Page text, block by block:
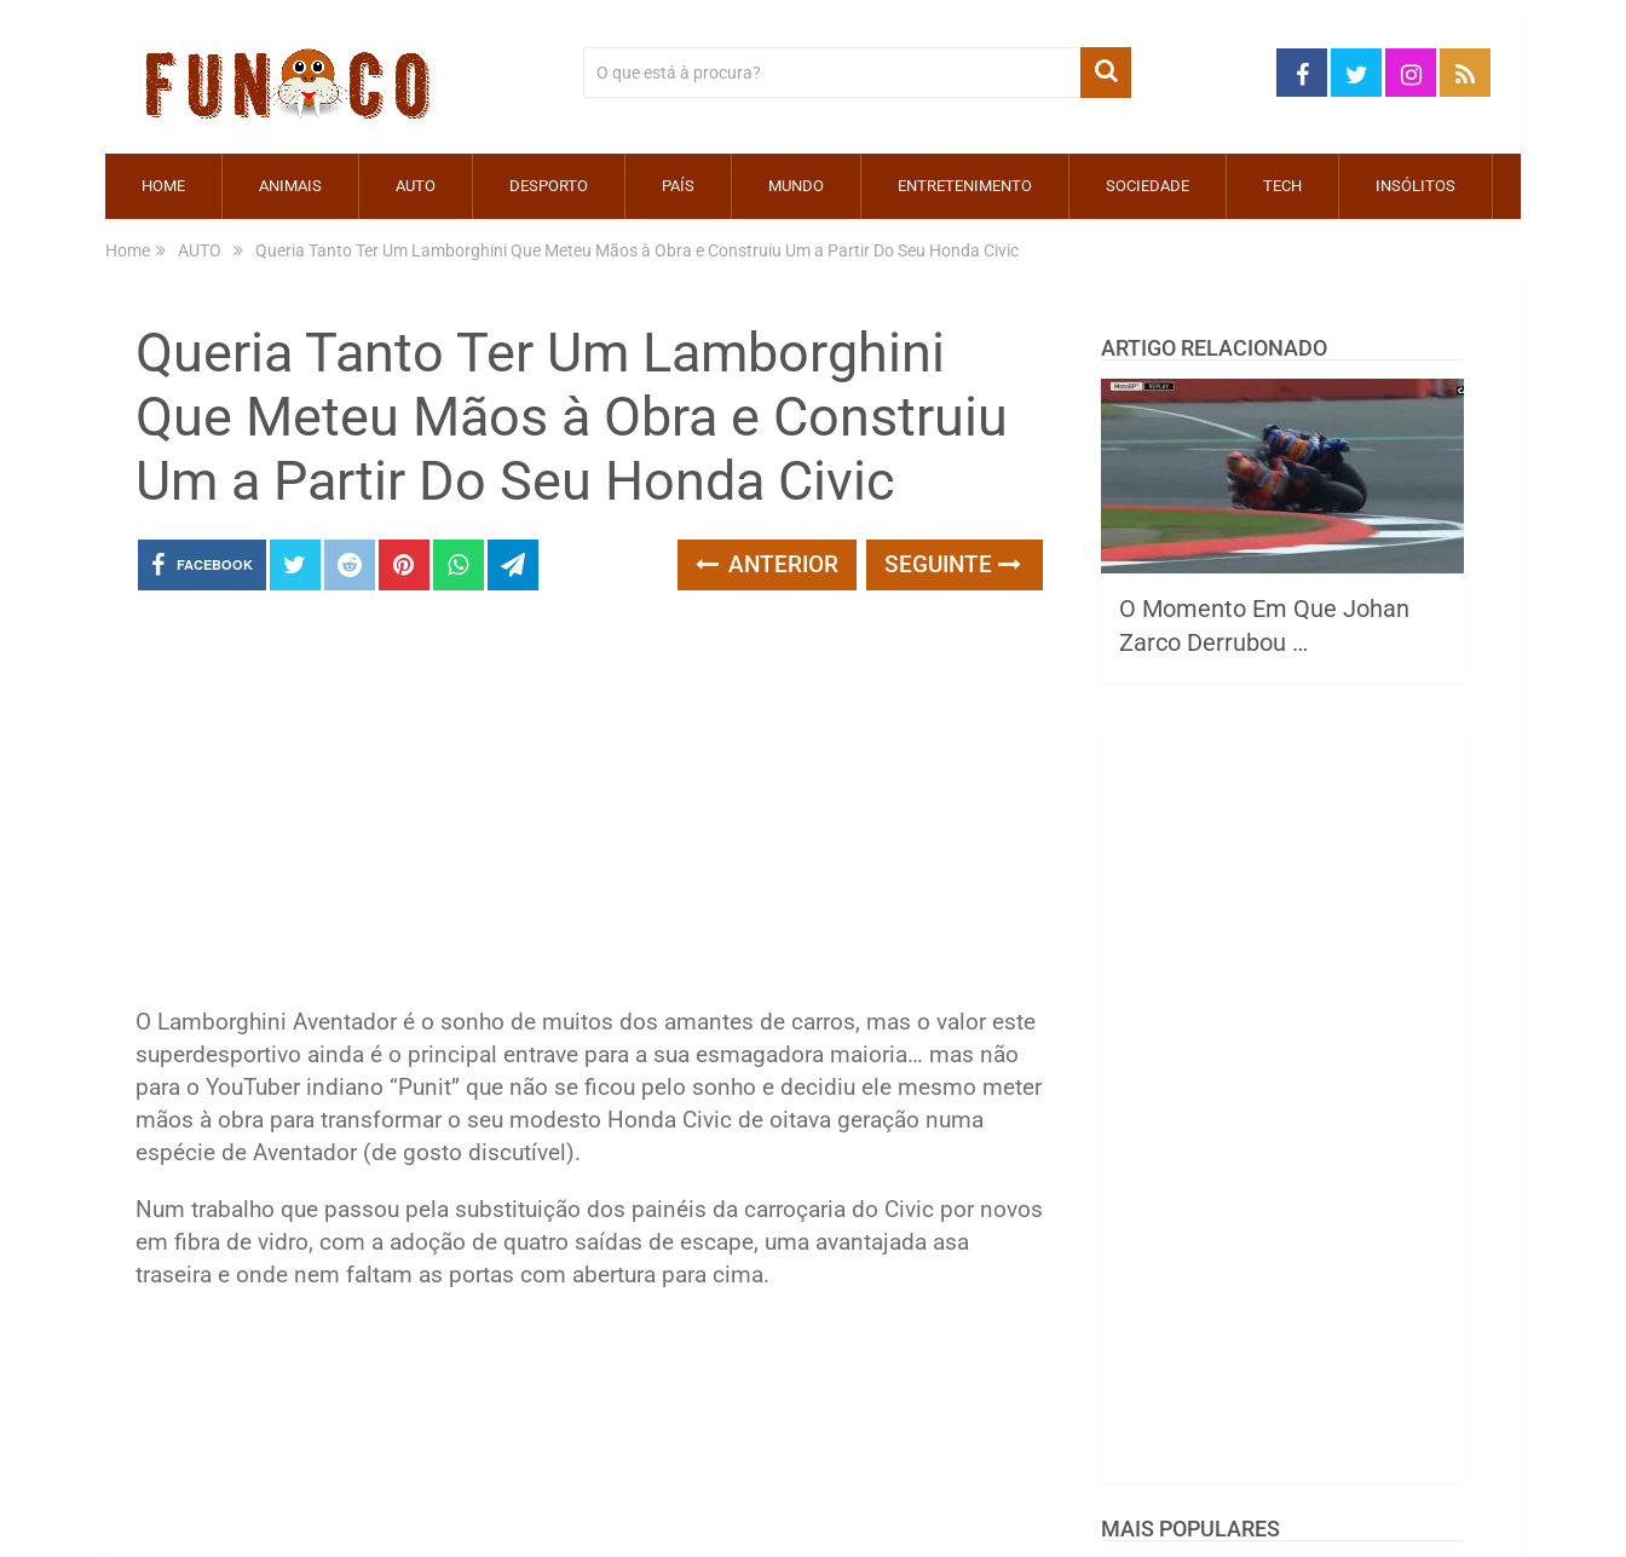
HOME ANIMAIS AUTO DESPORTO PAÍS MUNDO ENTRETENIMENTO SOCIEDADE TECH INSÓLITOS
Home AUTO Queria Tanto Ter Um Lamborghini Que Meteu Mãos à Obra e Construiu Um a Partir Do Seu Honda Civic
Queria Tanto Ter Um Lamborghini
Que Meteu Mãos à Obra e Construiu
Um a Partir Do Seu Honda Civic
FACEBOOK ANTERIOR SEGUINTE
O Lamborghini Aventador é o sonho de muitos dos amantes de carros, mas o valor este
superdesportivo ainda é o principal entrave para a sua esmagadora maioria… mas não
para o YouTuber indiano “Punit” que não se ficou pelo sonho e decidiu ele mesmo meter
mãos à obra para transformar o seu modesto Honda Civic de oitava geração numa
espécie de Aventador (de gosto discutível).
Num trabalho que passou pela substituição dos painéis da carroçaria do Civic por novos
em fibra de vidro, com a adoção de quatro saídas de escape, uma avantajada asa
traseira e onde nem faltam as portas com abertura para cima.
ARTIGO RELACIONADO
O Momento Em Que Johan
Zarco Derrubou …
MAIS POPULARES